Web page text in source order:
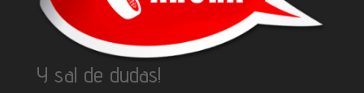
Y sal de dudas!